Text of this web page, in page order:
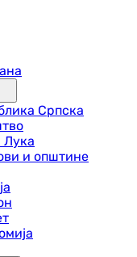
Српска
Лука
и општине